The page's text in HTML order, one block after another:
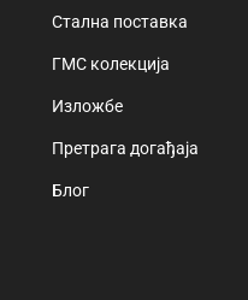
Стална поставка
ГМС колекција
Изложбе
Претрага догађаја
Блог